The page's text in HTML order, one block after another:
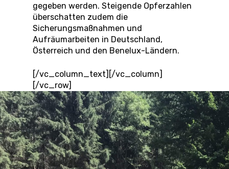
gegeben werden. Steigende Opferzahlen
überschatten zudem die
Sicherungsmaßnahmen und
Aufräumarbeiten in Deutschland,
Österreich und den Benelux-Ländern.
[/vc_column_text][/vc_column]
[/vc_row]